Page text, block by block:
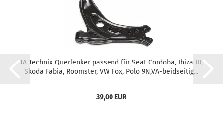
TA Tech­nix Quer­len­ker pas­send für Seat Cor­do­ba, Ibiza III,
Skoda Fabia, Rooms­ter, VW Fox, Polo 9N,VA-​beid­sei­tig...
39,00 EUR